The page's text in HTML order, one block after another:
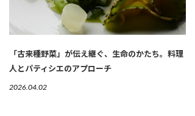
「古来種野菜」が伝え継ぐ、生命のかたち。料理
人とパティシエのアプローチ
2026.04.02